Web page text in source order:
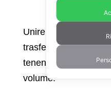
Unire tutti gli
trasferire poi
tenendo presente
volume.